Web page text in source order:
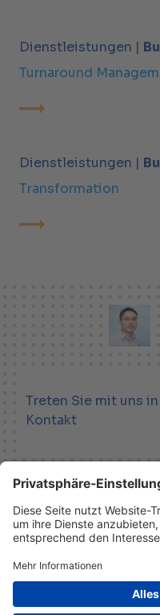
Dienstleistungen |
Turnaround
Dienstleistungen |
Transformation
Treten Sie mit uns in
Kontakt